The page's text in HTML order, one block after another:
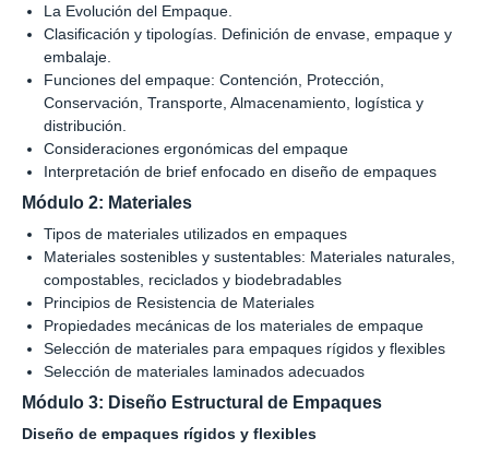
La Evolución del Empaque.
Clasificación y tipologías. Definición de envase, empaque y
embalaje.
Funciones del empaque: Contención, Protección,
Conservación, Transporte, Almacenamiento, logística y
distribución.
Consideraciones ergonómicas del empaque
Interpretación de brief enfocado en diseño de empaques
Módulo 2: Materiales
Tipos de materiales utilizados en empaques
Materiales sostenibles y sustentables: Materiales naturales,
compostables, reciclados y biodebradables
Principios de Resistencia de Materiales
Propiedades mecánicas de los materiales de empaque
Selección de materiales para empaques rígidos y flexibles
Selección de materiales laminados adecuados
Módulo 3: Diseño Estructural de Empaques
Diseño de empaques rígidos y flexibles